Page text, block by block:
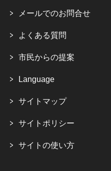
メールでのお問合せ
よくある質問
市民からの提案
Language
サイトマップ
サイトポリシー
サイトの使い方